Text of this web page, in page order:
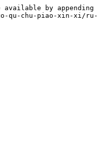
by appending
qu-chu-piao-xin-xi/ru-